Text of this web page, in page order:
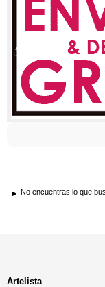
No encuentras lo que
Artelista